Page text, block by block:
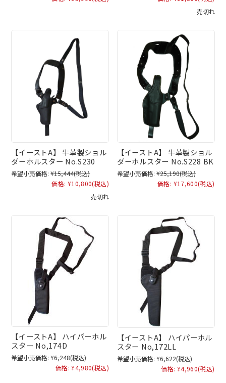
売切れ
【イーストA】 牛革製ショル
ダーホルスター No.S230
希望小売価格: ¥15,444(税込)
価格: ¥10,800(税込)
売切れ
【イーストA】 牛革製ショル
ダーホルスター No.S228 BK
希望小売価格: ¥25,190(税込)
価格: ¥17,600(税込)
【イーストA】 ハイパーホル
スター No,174D
希望小売価格: ¥6,248(税込)
価格: ¥4,980(税込)
【イーストA】 ハイパーホル
スター No,172LL
希望小売価格: ¥6,622(税込)
価格: ¥4,960(税込)